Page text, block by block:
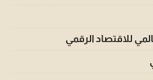
للاقتصاد الرقمي